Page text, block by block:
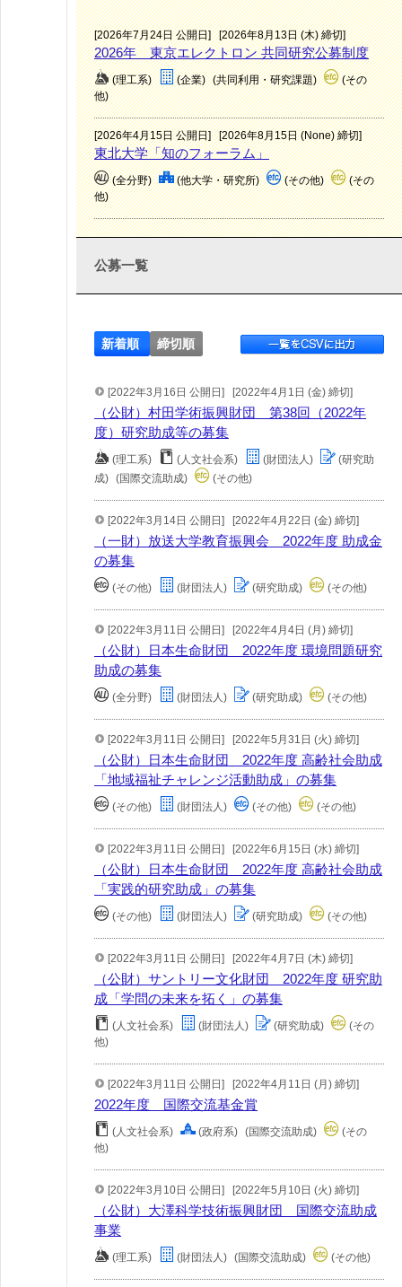
[2026年7月24日 公開日] [2026年8月13日 (木) 締切]
2026年 東京エレクトロン 共同研究公募制度
(理工系) (企業) (共同利用・研究課題)
(その
他)
[2026年4月15日 公開日] [2026年8月15日 (None) 締切]
東北大学「知のフォーラム」
(全分野) (他大学・研究所) (その他)
(その
他)
公募一覧
新着順 締切順
[2022年3月16日 公開日] [2022年4月1日 (金) 締切]
（公財）村田学術振興財団 第38回（2022年
度）研究助成等の募集
(理工系) (人文社会系) (財団法人)
(研究助
成) (国際交流助成) (その他)
[2022年3月14日 公開日] [2022年4月22日 (金) 締切]
（一財）放送大学教育振興会 2022年度 助成金
の募集
(その他) (財団法人) (研究助成) (その他)
[2022年3月11日 公開日] [2022年4月4日 (月) 締切]
（公財）日本生命財団 2022年度 環境問題研究
助成の募集
(全分野) (財団法人) (研究助成) (その他)
[2022年3月11日 公開日] [2022年5月31日 (火) 締切]
（公財）日本生命財団 2022年度 高齢社会助成
「地域福祉チャレンジ活動助成」の募集
(その他) (財団法人) (その他) (その他)
[2022年3月11日 公開日] [2022年6月15日 (水) 締切]
（公財）日本生命財団 2022年度 高齢社会助成
「実践的研究助成」の募集
(その他) (財団法人) (研究助成) (その他)
[2022年3月11日 公開日] [2022年4月7日 (木) 締切]
（公財）サントリー文化財団 2022年度 研究助
成「学問の未来を拓く」の募集
(人文社会系) (財団法人) (研究助成)
(その
他)
[2022年3月11日 公開日] [2022年4月11日 (月) 締切]
2022年度 国際交流基金賞
(人文社会系) (政府系) (国際交流助成)
(その
他)
[2022年3月10日 公開日] [2022年5月10日 (火) 締切]
（公財）大澤科学技術振興財団 国際交流助成
事業
(理工系) (財団法人) (国際交流助成) (その他)